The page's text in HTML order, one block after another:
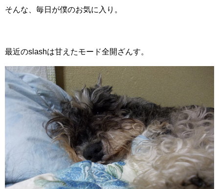
そんな、毎日が僕のお気に入り。
最近のslashは甘えたモード全開ざんす。